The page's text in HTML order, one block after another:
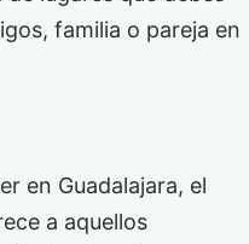
familia o pareja en
en Guadalajara, el
a aquellos